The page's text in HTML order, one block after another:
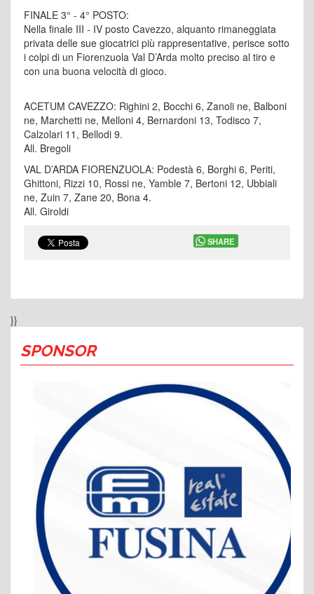
}}
SPONSOR
FINALE 3° - 4° POSTO:
Nella finale III - IV posto Cavezzo, alquanto rimaneggiata
privata delle sue giocatrici più rappresentative, perisce sotto
i colpi di un Fiorenzuola Val D’Arda molto preciso al tiro e
con una buona velocità di gioco.
ACETUM CAVEZZO: Righini 2, Bocchi 6, Zanoli ne, Balboni
ne, Marchetti ne, Melloni 4, Bernardoni 13, Todisco 7,
Calzolari 11, Bellodi 9.
All. Bregoli
VAL D’ARDA FIORENZUOLA: Podestà 6, Borghi 6, Periti,
Ghittoni, Rizzi 10, Rossi ne, Yamble 7, Bertoni 12, Ubbiali
ne, Zuin 7, Zane 20, Bona 4.
All. Giroldi
SHARE